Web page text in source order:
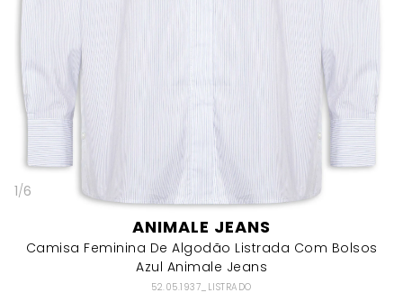
1/6
ANIMALE JEANS
Camisa Feminina De Algodão Listrada Com Bolsos
Azul Animale Jeans
52.05.1937_LISTRADO